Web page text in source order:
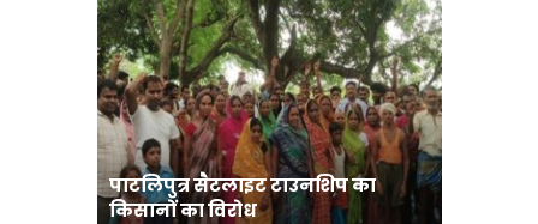
पाटलिपुत्र सैटलाइट टाउनशिप का
किसानों का विरोध